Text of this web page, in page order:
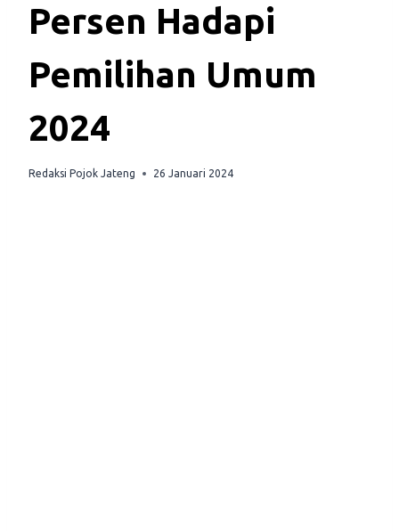
Persen Hadapi
Pemilihan Umum
2024
Redaksi Pojok Jateng 26 Januari 2024